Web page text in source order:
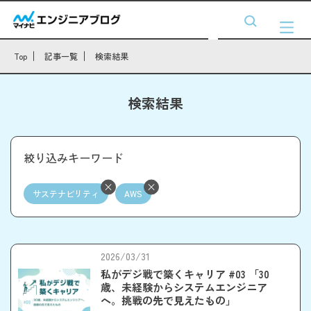
Top 記事一覧 検索結果
検索結果
絞り込みキーワード
サステナビリティ AWS
2026/03/31
私がデジ戦で築くキャリア #03 「30
歳、未経験からシステムエンジニア
へ。挑戦の先で見えたもの」